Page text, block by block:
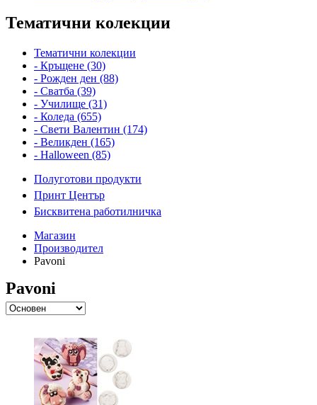
Тематични колекции
Тематични колекции
- Кръщене (30)
- Рожден ден (88)
- Сватба (39)
- Училище (31)
- Коледа (655)
- Свети Валентин (174)
- Великден (165)
- Halloween (85)
Полуготови продукти
Принт Център
Бисквитена работилничка
Магазин
Производител
Pavoni
Pavoni